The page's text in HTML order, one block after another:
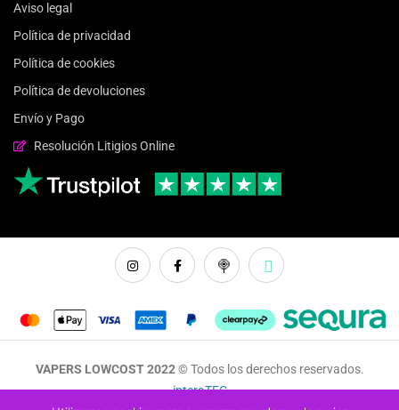
Aviso legal
Política de privacidad
Política de cookies
Política de devoluciones
Envío y Pago
Resolución Litigios Online
VAPERS LOWCOST 2022 ©Todos los derechos reservados.
interaTEC